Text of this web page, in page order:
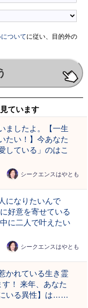
ついてに従い、目的外の
ています
ましたよ。【一生
たい！】今あなた
している」のはこ
シークエンスはやとも
になりたいんで
好意を寄せている
に二人で叶えたい
シークエンスはやとも
かれている生き霊
！ 来年、あなた
いる異性】は……